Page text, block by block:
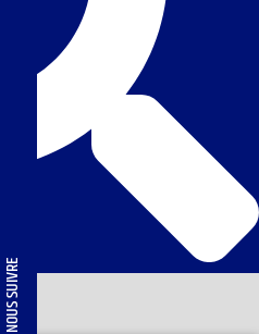
NOUS SUIVRE